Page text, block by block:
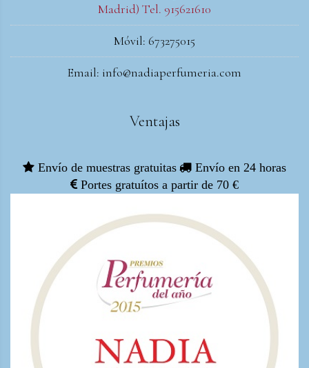
Madrid) Tel. 915621610
Móvil: 673275015
Email: info@nadiaperfumeria.com
Ventajas
Envío de muestras gratuitas
Envío en 24 horas
Portes gratuítos a partir de 70 €